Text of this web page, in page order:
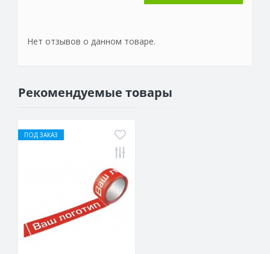
Нет отзывов о данном товаре.
Рекомендуемые товары
ПОД ЗАКАЗ